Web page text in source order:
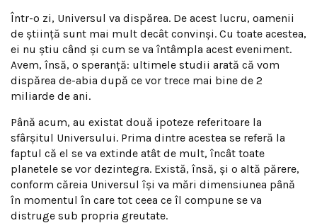
Într-o zi, Universul va dispărea. De acest lucru, oamenii
de ştiinţă sunt mai mult decât convinşi. Cu toate acestea,
ei nu ştiu când şi cum se va întâmpla acest eveniment.
Avem, însă, o speranţă: ultimele studii arată că vom
dispărea de-abia după ce vor trece mai bine de 2
miliarde de ani.
Până acum, au existat două ipoteze referitoare la
sfârşitul Universului. Prima dintre acestea se referă la
faptul că el se va extinde atât de mult, încât toate
planetele se vor dezintegra. Există, însă, şi o altă părere,
conform căreia Universul îşi va mări dimensiunea până
în momentul în care tot ceea ce îl compune se va
distruge sub propria greutate.